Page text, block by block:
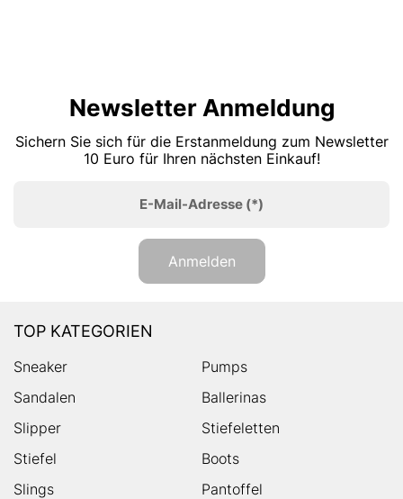
Newsletter Anmeldung
Sichern Sie sich für die Erstanmeldung zum Newsletter
10 Euro für Ihren nächsten Einkauf!
E-Mail-Adresse (*)
Anmelden
TOP KATEGORIEN
Sneaker
Pumps
Sandalen
Ballerinas
Slipper
Stiefeletten
Stiefel
Boots
Slings
Pantoffel